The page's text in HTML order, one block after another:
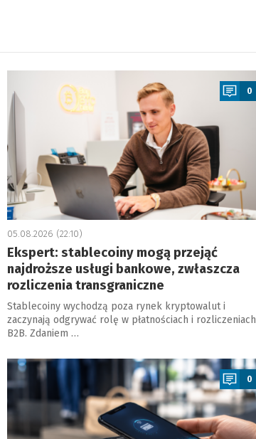
a
0
05.08.2026 (22:10)
Ekspert: stablecoiny mogą przejąć
najdroższe usługi bankowe, zwłaszcza
rozliczenia transgraniczne
Stablecoiny wychodzą poza rynek kryptowalut i
zaczynają odgrywać rolę w płatnościach i rozliczeniach
B2B. Zdaniem …
a
0